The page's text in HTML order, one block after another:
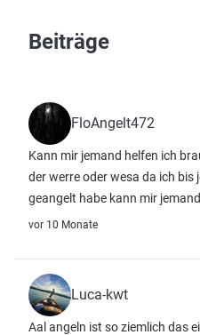
Beiträge
FloAngelt472
Kann mir jemand helfen ich
der werre oder wesa da ich
geangelt habe kann mir
vor 10 Monate
Luca-kwt
Aal angeln ist so ziemlich das